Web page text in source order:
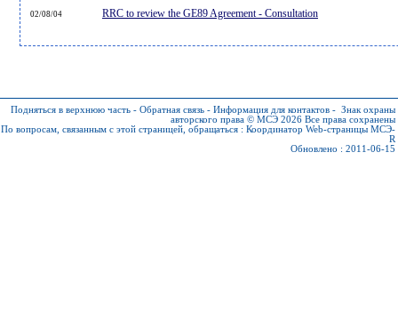
02/08/04 RRC to review the GE89 Agreement - Consultation
Подняться в верхнюю часть - Обратная связь - Информация для контактов - Знак охраны
авторского права © МСЭ 2026 Все права сохранены
По вопросам, связанным с этой страницей, обращаться : Координатор Web-страницы МСЭ-
R
Обновлено : 2011-06-15